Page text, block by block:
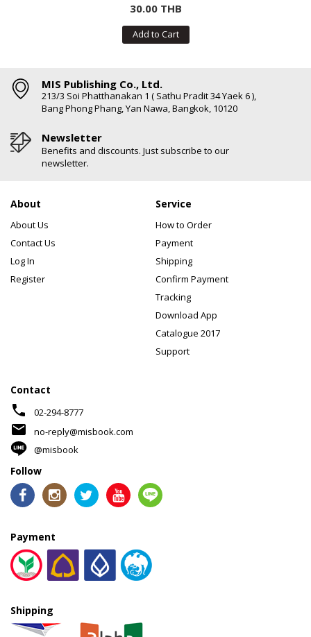
30.00 THB
Add to Cart
MIS Publishing Co., Ltd.
213/3 Soi Phatthanakan 1 ( Sathu Pradit 34 Yaek 6 ),
Bang Phong Phang, Yan Nawa, Bangkok, 10120
Newsletter
Benefits and discounts. Just subscribe to our
newsletter.
About
About Us
Contact Us
Log In
Register
Service
How to Order
Payment
Shipping
Confirm Payment
Tracking
Download App
Catalogue 2017
Support
Contact
phone 02-294-8777
mail
no-reply@misbook.com
@misbook
Follow
Payment
Shipping